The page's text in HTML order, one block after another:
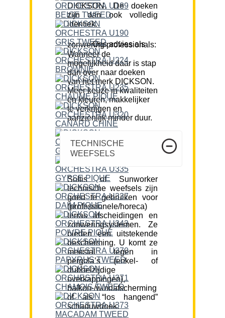
DICKSON. De doeken
zijn dan ook volledig
identiek.
Ons advies als zonwering professionals:
Wanneer de
mogelijkheid daar is stap
dan over naar doeken
van het merk DICKSON.
Meer keuze in kwaliteiten
en kleuren, makkelijker
te verkrijgen en
aanzienlijk minder duur.
TECHNISCHE
WEEFSELS
Soltis of Sunworker
technische weefsels zijn
goed te gebruiken voor
(professionele/horeca)
terras afscheidingen en
zonweringsystemen. Ze
bieden een uitstekende
bescherming. U komt ze
meestal tegen in
pergola’s (enkel- of
dubbelzijdige
overkappingen),
balkon-/windafscherming
of als “los hangend”
schaduwdoek.